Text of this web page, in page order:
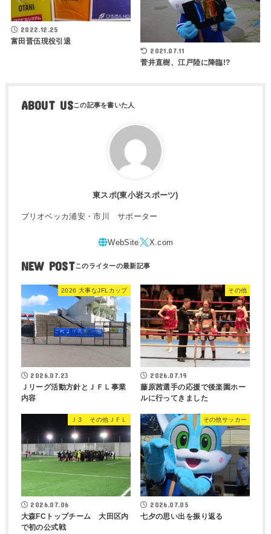
2022.12.25
富田晋伍現役引退
2021.07.11
菅井直樹、江戸陸に降臨!?
ABOUT US
東スポ(東小岩スポーツ)
ブリオベッカ浦安・市川 サポーター
NEW POST
2026 大事なJFLカップ
2026.07.23
Ｊリーグ活動方針とＪＦＬ事業
内容
その他
2026.07.19
藤原茜選手の応援で後楽園ホー
ルに行ってきました
Ｊ３ その他ＪＦＬ
2026.07.06
大森FCトップチーム 大田区内
で初の公式戦
その他サッカー
2026.07.05
七夕の思い出を振り返る